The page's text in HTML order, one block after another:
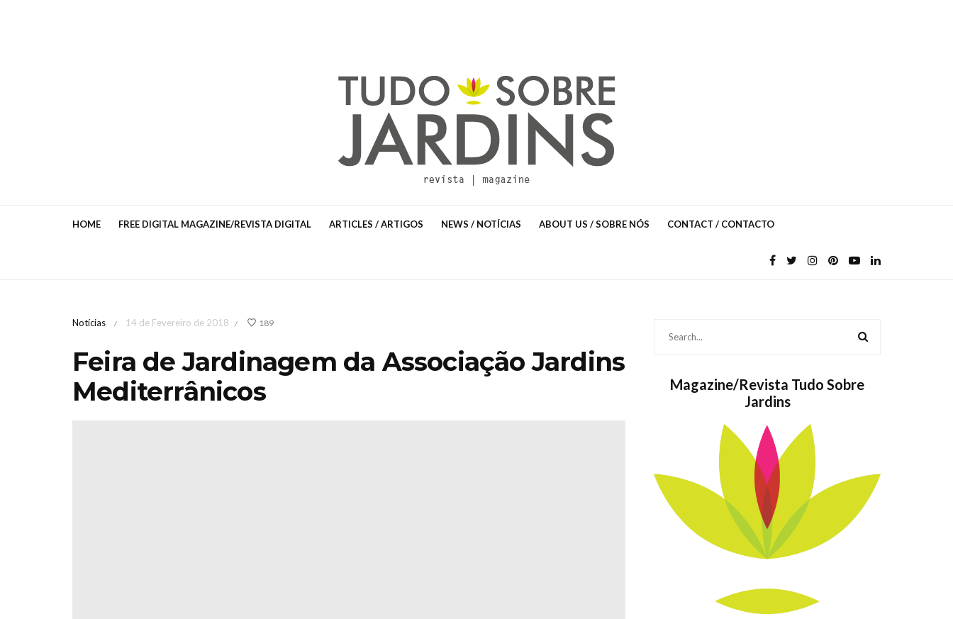
Bolos também
HOME FREE DIGITAL MAGAZINE/REVISTA DIGITAL ARTICLES / ARTIGOS NEWS / NOTÍCIAS ABOUT US / SOBRE NÓS CONTACT / CONTACTO
Notícias / 14 de Fevereiro de 2018 / 189
Feira de Jardinagem da Associação Jardins
Mediterrânicos
Magazine/Revista Tudo Sobre
Jardins